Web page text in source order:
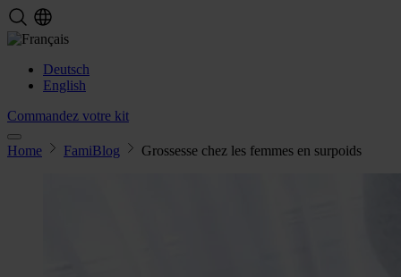
Deutsch
English
Commandez votre kit
Home FamiBlog Grossesse chez les femmes en surpoids